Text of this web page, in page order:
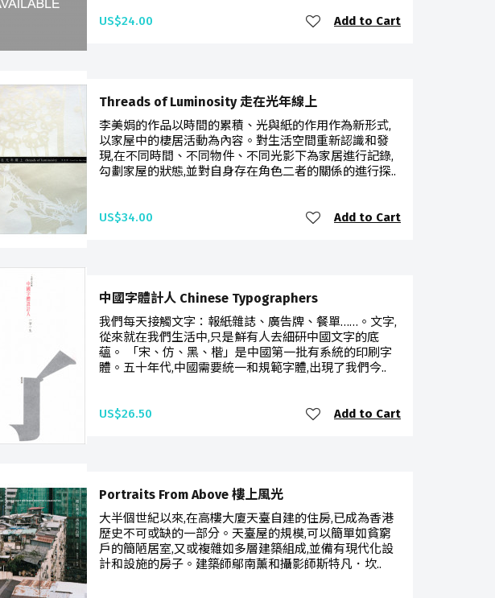
US$24.00 Add to Cart
Threads of Luminosity 走在光年線上
李美娟的作品以時間的累積、光與紙的作用作為新形式,
以家屋中的棲居活動為內容。對生活空間重新認識和發
現,在不同時間、不同物件、不同光影下為家居進行記錄,
勾劃家屋的狀態,並對自身存在角色二者的關係的進行探..
US$34.00 Add to Cart
中國字體計人 Chinese Typographers
我們每天接觸文字：報紙雜誌、廣告牌、餐單……。文字,
從來就在我們生活中,只是鮮有人去細研中國文字的底
蘊。 「宋、仿、黑、楷」是中國第一批有系統的印刷字
體。五十年代,中國需要統一和規範字體,出現了我們今..
US$26.50 Add to Cart
Portraits From Above 樓上風光
大半個世紀以來,在高樓大廈天臺自建的住房,已成為香港
歷史不可或缺的一部分。天臺屋的規模,可以簡單如貧窮
戶的簡陋居室,又或複雜如多層建築組成,並備有現代化設
計和設施的房子。建築師鄔南薰和攝影師斯特凡．坎..